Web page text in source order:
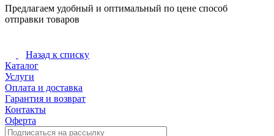
Предлагаем удобный и оптимальный по цене способ
отправки товаров
Назад к списку
Каталог
Услуги
Оплата и доставка
Гарантия и возврат
Контакты
Оферта